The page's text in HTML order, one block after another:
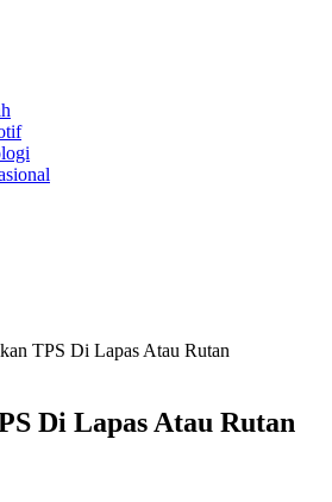
TPS Di Lapas Atau Rutan
Di Lapas Atau Rutan